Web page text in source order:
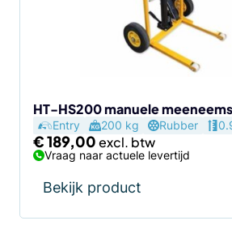
HT-HS200 manuele
Entry 200 kg Rubber
€189,00
Vraag naar actuele levertijd
Bekijk product